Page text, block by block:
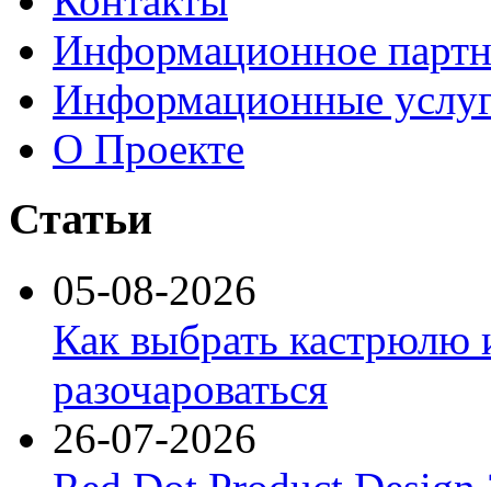
Информационное
Информационные
О Проекте
Статьи
05-08-2026
Как выбрать кастрюлю
разочароваться
26-07-2026